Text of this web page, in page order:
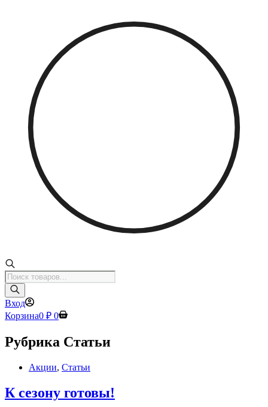
Поиск
товаров
Вход
Корзина0 ₽ 0
Рубрика Статьи
Акции, Статьи
К сезону готовы!